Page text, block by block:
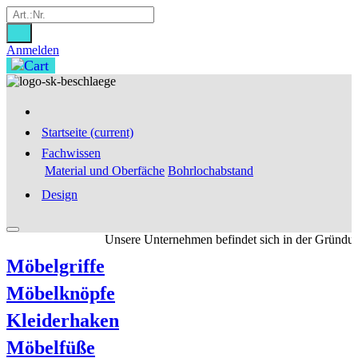
Anmelden
Startseite (current)
Fachwissen
Material und Oberfäche Bohrlochabstand
Design
Unsere Unternehmen befindet sich in der
Möbelgriffe
Möbelknöpfe
Kleiderhaken
Möbelfüße